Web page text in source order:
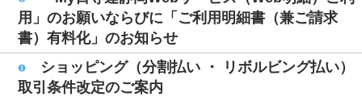
用」のお願いならびに「ご利用明細書（兼ご請求
書）有料化」のお知らせ
ショッピング（分割払い ・ リボルビング払い）
取引条件改定のご案内